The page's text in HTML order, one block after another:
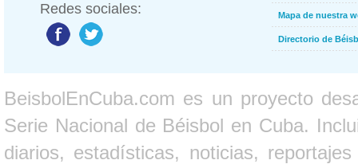
Redes sociales: Mapa de nuestra
Directorio de
BeisbolEnCuba.com es un proyecto
Serie Nacional de Béisbol en Cuba.
diarios, estadísticas, noticias,